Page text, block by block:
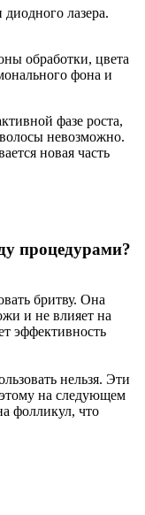
лазера.
обработки, цвета
фона и
фазе роста,
невозможно.
новая часть
процедурами?
бритву. Она
и не влияет на
эффективность
нельзя. Эти
на следующем
фолликул, что